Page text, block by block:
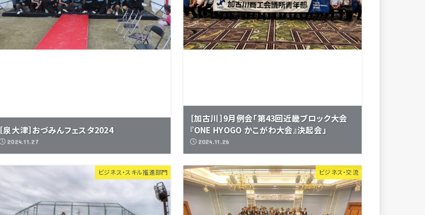
［泉大津］おづみんフェスタ2024
2024.11.27
［加古川］9月例会「第43回近畿ブロック大会
『ONE HYOGO かこがわ大会』決起会」
2024.11.26
ビジネス・スキル推進部門 ビジネス・交流